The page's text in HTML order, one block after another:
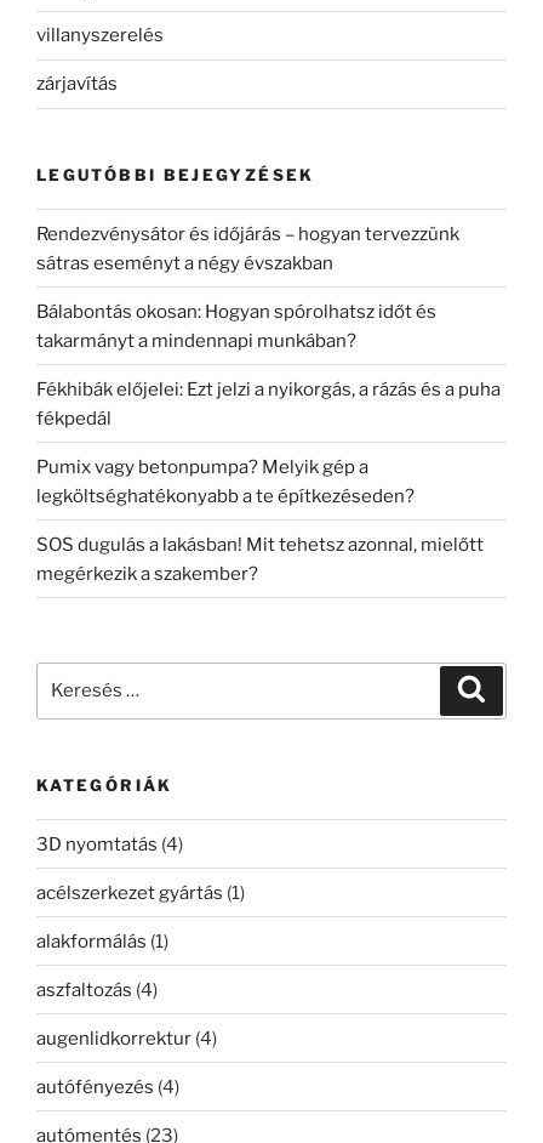
villanyszerelés
zárjavítás
LEGUTÓBBI BEJEGYZÉSEK
Rendezvénysátor és időjárás – hogyan tervezzünk
sátras eseményt a négy évszakban
Bálabontás okosan: Hogyan spórolhatsz időt és
takarmányt a mindennapi munkában?
Fékhibák előjelei: Ezt jelzi a nyikorgás, a rázás és a puha
fékpedál
Pumix vagy betonpumpa? Melyik gép a
legköltséghatékonyabb a te építkezéseden?
SOS dugulás a lakásban! Mit tehetsz azonnal, mielőtt
megérkezik a szakember?
KATEGÓRIÁK
3D nyomtatás (4)
acélszerkezet gyártás (1)
alakformálás (1)
aszfaltozás (4)
augenlidkorrektur (4)
autófényezés (4)
autómentés (23)